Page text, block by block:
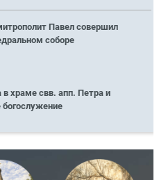
Павел совершил
соборе
в храме свв. апп. Петра и
богослужение